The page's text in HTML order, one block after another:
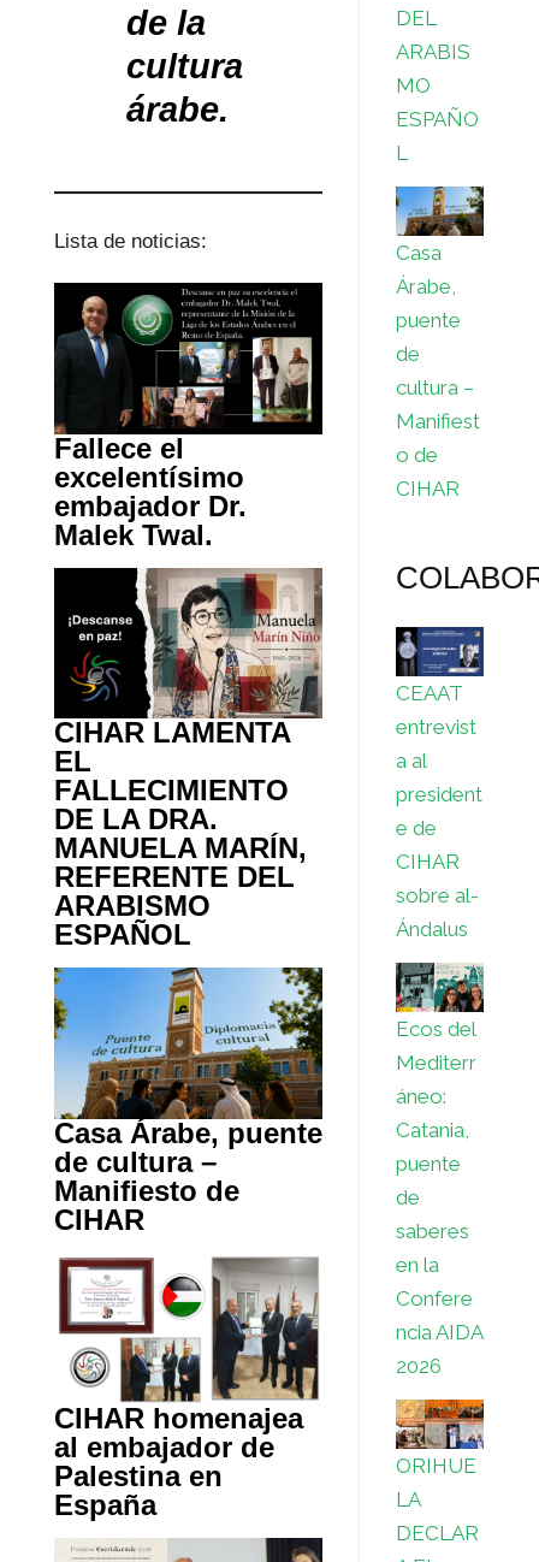
de la
cultura
árabe.
Lista de noticias:
Fallece el
excelentísimo
embajador Dr.
Malek Twal.
CIHAR LAMENTA
EL
FALLECIMIENTO
DE LA DRA.
MANUELA MARÍN,
REFERENTE DEL
ARABISMO
ESPAÑOL
Casa Árabe, puente
de cultura –
Manifiesto de
CIHAR
CIHAR homenajea
al embajador de
Palestina en
España
DEL
ARABIS
MO
ESPAÑO
L
Casa
Árabe,
puente
de
cultura –
Manifiest
o de
CIHAR
CEAAT
entrevist
a al
president
e de
CIHAR
sobre al-
Ándalus
Ecos del
Mediterr
áneo:
Catania,
puente
de
saberes
en la
Confere
ncia AIDA
2026
ORIHUE
LA
DECLAR